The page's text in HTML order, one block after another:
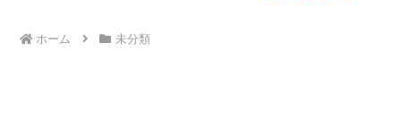
ホーム 未分類